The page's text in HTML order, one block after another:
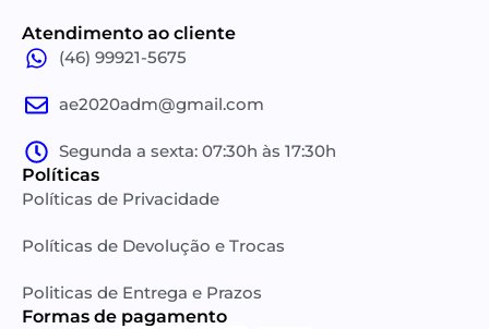
Atendimento ao cliente
(46) 99921-5675
ae2020adm@gmail.com
Segunda a sexta: 07:30h às 17:30h
Políticas
Políticas de Privacidade
Políticas de Devolução e Trocas
Politicas de Entrega e Prazos
Formas de pagamento​